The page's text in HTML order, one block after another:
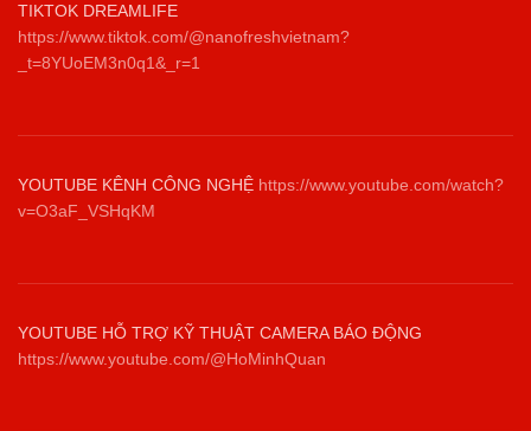
TIKTOK DREAMLIFE
https://www.tiktok.com/@nanofreshvietnam?
_t=8YUoEM3n0q1&_r=1
YOUTUBE KÊNH CÔNG NGHỆ https://www.youtube.com/watch?
v=O3aF_VSHqKM
YOUTUBE HỖ TRỢ KỸ THUẬT CAMERA BÁO ĐỘNG
https://www.youtube.com/@HoMinhQuan